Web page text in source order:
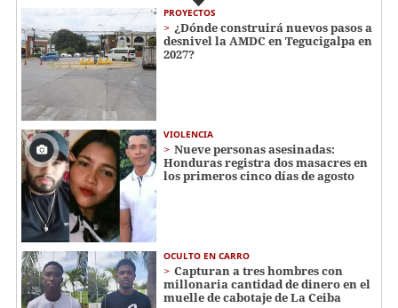
PROYECTOS
¿Dónde construirá nuevos pasos a
desnivel la AMDC en Tegucigalpa en
2027?
VIOLENCIA
Nueve personas asesinadas:
Honduras registra dos masacres en
los primeros cinco días de agosto
OCULTO EN CARRO
Capturan a tres hombres con
millonaria cantidad de dinero en el
muelle de cabotaje de La Ceiba